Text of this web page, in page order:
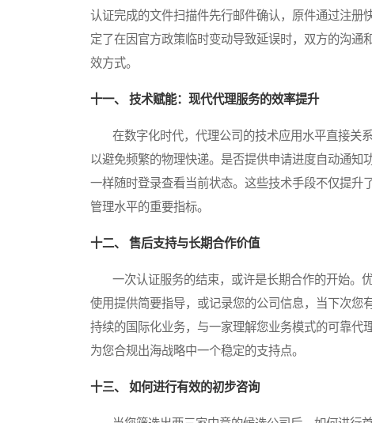
认证完成的文件扫描件先行邮件确认，原件通过注
定了在因官方政策临时变动导致延误时，双方的沟
效方式。
十一、 技术赋能：现代代理服务的效率提升
在数字化时代，代理公司的技术应用水平直接关系
以避免频繁的物理快递。是否提供申请进度自动通
一样随时登录查看当前状态。这些技术手段不仅提
管理水平的重要指标。
十二、 售后支持与长期合作价值
一次认证服务的结束，或许是长期合作的开始。
使用提供简要指导，或记录您的公司信息，当下次
持续的国际化业务，与一家理解您业务模式的可靠
为您合规出海战略中一个稳定的支持点。
十三、 如何进行有效的初步咨询